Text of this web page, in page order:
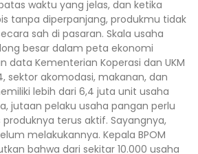
waktu yang jelas, dan ketika
tanpa diperpanjang, produkmu tidak
sah di pasaran. Skala usaha
besar dalam peta ekonomi
data Kementerian Koperasi dan UKM
sektor akomodasi, makanan, dan
lebih dari 6,4 juta unit usaha
jutaan pelaku usaha pangan perlu
terus aktif. Sayangnya,
melakukannya. Kepala BPOM
bahwa dari sekitar 10.000 usaha